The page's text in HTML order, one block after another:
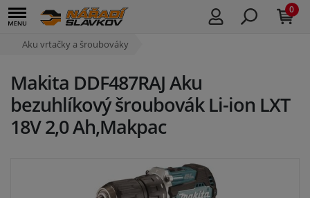
0
Aku vrtačky a šroubováky
Makita DDF487RAJ Aku
bezuhlíkový šroubovák Li-ion LXT
18V 2,0 Ah,Makpac